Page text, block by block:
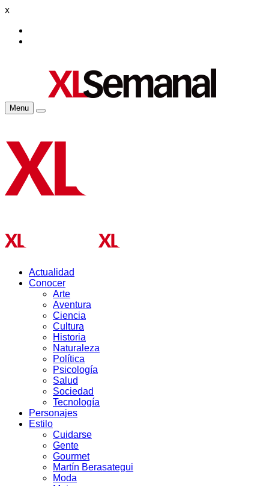
x
Menu
Actualidad
Conocer
Arte
Aventura
Ciencia
Cultura
Historia
Naturaleza
Política
Psicología
Salud
Sociedad
Tecnología
Personajes
Estilo
Cuidarse
Gente
Gourmet
Martín Berasategui
Moda